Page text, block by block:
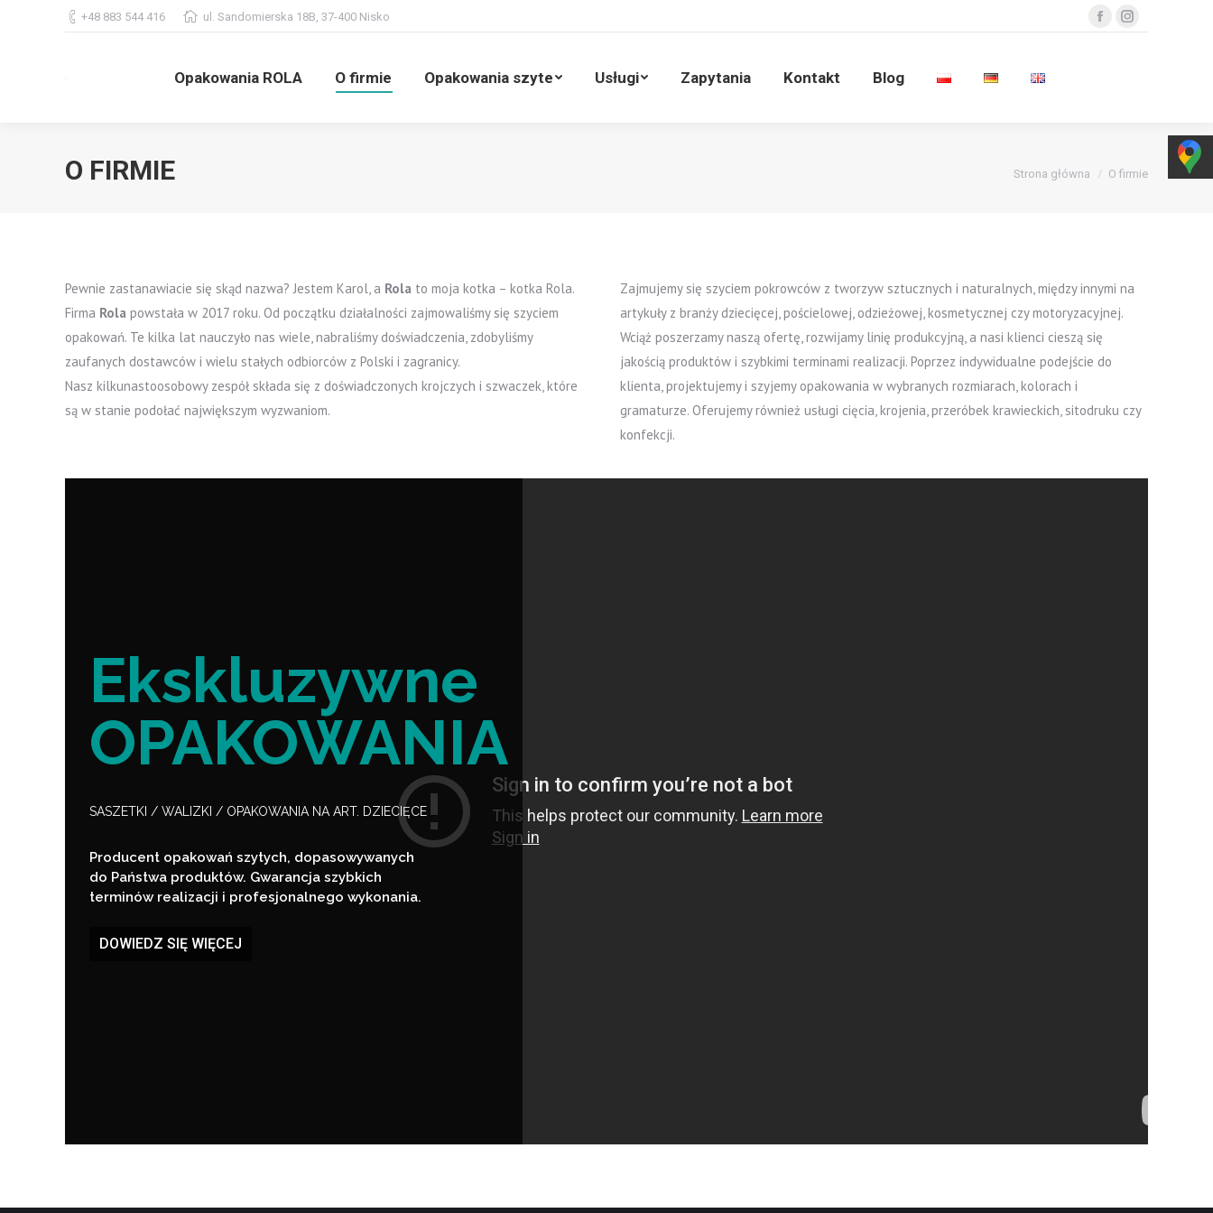
+48 883 544 416 ul. Sandomierska 18B, 37-400 Nisko FacebookInstagram
Opakowania ROLA O firmie Opakowania szyte Usługi Zapytania Kontakt Blog
O FIRMIE Jesteś tutaj:
Strona główna O firmie
Pewnie zastanawiacie się skąd nazwa? Jestem Karol, a Rola to moja kotka – kotka Rola.
Firma Rola powstała w 2017 roku. Od początku działalności zajmowaliśmy się szyciem
opakowań. Te kilka lat nauczyło nas wiele, nabraliśmy doświadczenia, zdobyliśmy
zaufanych dostawców i wielu stałych odbiorców z Polski i zagranicy.
Nasz kilkunastoosobowy zespół składa się z doświadczonych krojczych i szwaczek, które
są w stanie podołać największym wyzwaniom.
Zajmujemy się szyciem pokrowców z tworzyw sztucznych i naturalnych, między innymi na
artykuły z branży dziecięcej, pościelowej, odzieżowej, kosmetycznej czy motoryzacyjnej.
Wciąż poszerzamy naszą ofertę, rozwijamy linię produkcyjną, a nasi klienci cieszą się
jakością produktów i szybkimi terminami realizacji. Poprzez indywidualne podejście do
klienta, projektujemy i szyjemy opakowania w wybranych rozmiarach, kolorach i
gramaturze. Oferujemy również usługi cięcia, krojenia, przeróbek krawieckich, sitodruku czy
konfekcji.
Ekskluzywne
OPAKOWANIA
SASZETKI / WALIZKI / OPAKOWANIA NA ART. DZIECIĘCE
Producent opakowań szytych, dopasowywanych
do Państwa produktów. Gwarancja szybkich
terminów realizacji i profesjonalnego wykonania.
DOWIEDZ SIĘ WIĘCEJ
Opakowania ROLA O firmie Opakowania szyte Usługi Zapytania Kontakt Blog